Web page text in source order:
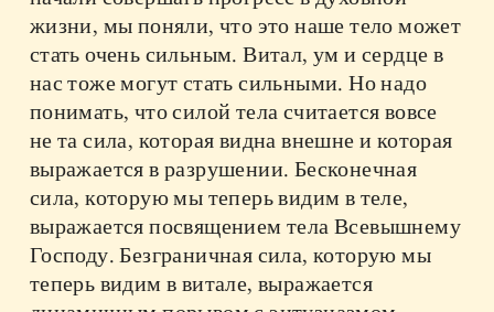
жизни, мы поняли, что это наше тело может
стать очень сильным. Витал, ум и сердце в
нас тоже могут стать сильными. Но надо
понимать, что силой тела считается вовсе
не та сила, которая видна внешне и которая
выражается в разрушении. Бесконечная
сила, которую мы теперь видим в теле,
выражается посвящением тела Всевышнему
Господу. Безграничная сила, которую мы
теперь видим в витале, выражается